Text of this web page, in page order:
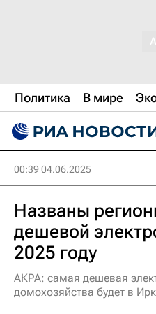
Политика В мире
00:39 04.06.2025
Названы
дешевой
2025 году
АКРА: самая дешевая
домохозяйства будет в